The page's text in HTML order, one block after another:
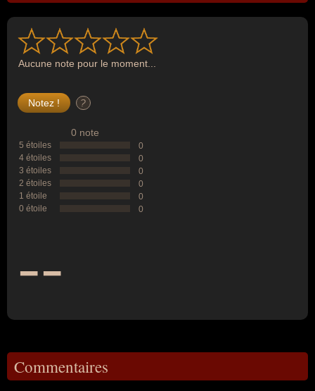
Aucune note pour le moment...
?
0 note
5 étoiles
0
4 étoiles
0
3 étoiles
0
2 étoiles
0
1 étoile
0
0 étoile
0
--
Commentaires